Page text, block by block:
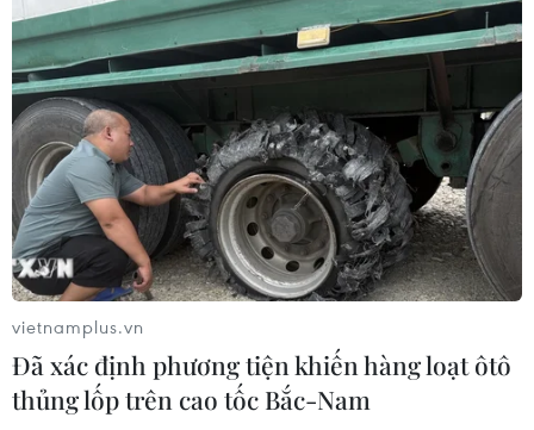
vietnamplus.vn
Đã xác định phương tiện khiến hàng loạt ôtô
thủng lốp trên cao tốc Bắc-Nam